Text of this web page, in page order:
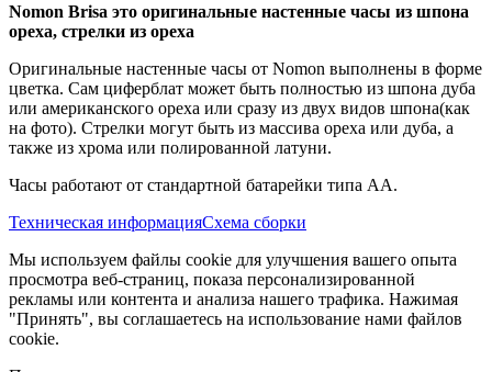
Nomon Brisa это оригинальные настенные часы из шпона
ореха, стрелки из ореха
Оригинальные настенные часы от Nomon выполнены в форме
цветка. Сам циферблат может быть полностью из шпона дуба
или американского ореха или сразу из двух видов шпона(как
на фото). Стрелки могут быть из массива ореха или дуба, а
также из хрома или полированной латуни.
Часы работают от стандартной батарейки типа АА.
Техническая информацияСхема сборки
Мы используем файлы cookie для улучшения вашего опыта
просмотра веб-страниц, показа персонализированной
рекламы или контента и анализа нашего трафика. Нажимая
"Принять", вы соглашаетесь на использование нами файлов
cookie.